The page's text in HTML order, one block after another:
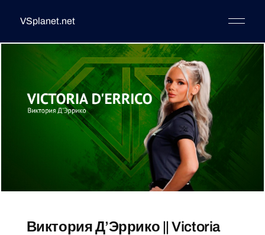
VSplanet.net
Виктория Д’Эррико || Victoria